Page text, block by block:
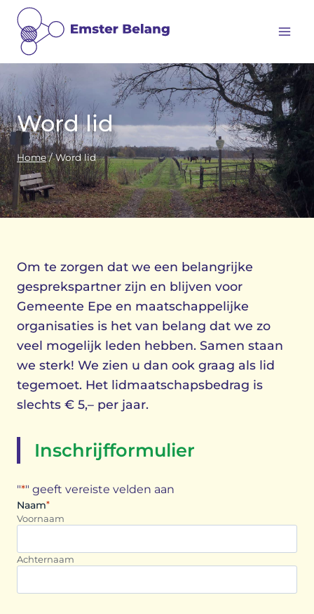
Doorgaan
naar
inhoud
Word lid
Home / Word lid
Om te zorgen dat we een belangrijke
gesprekspartner zijn en blijven voor
Gemeente Epe en maatschappelijke
organisaties is het van belang dat we zo
veel mogelijk leden hebben. Samen staan
we sterk! We zien u dan ook graag als lid
tegemoet. Het lidmaatschapsbedrag is
slechts € 5,– per jaar.
Inschrijfformulier
"*" geeft vereiste velden aan
Naam*
Voornaam
Achternaam